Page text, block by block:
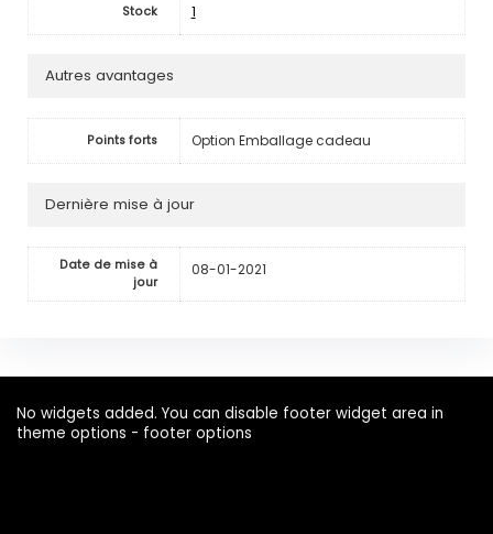
Stock 1
Autres avantages
Points forts Option Emballage cadeau
Dernière mise à jour
Date de mise à
jour
08-01-2021
No widgets added. You can disable footer widget area in
theme options - footer options